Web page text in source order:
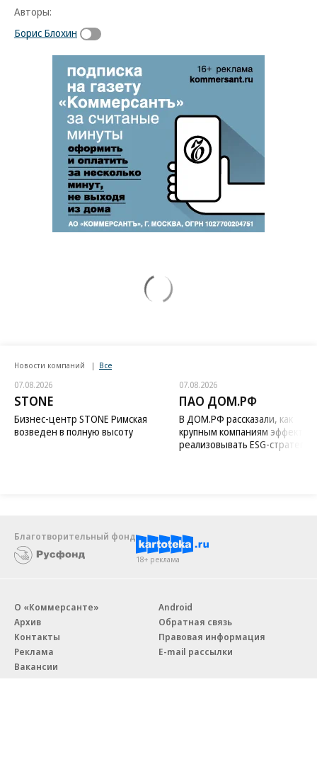
Авторы:
Борис Блохин
Новости компаний Все
07.08.2026
STONE
Бизнес-центр STONE Римская
возведен в полную высоту
07.08.2026
ПАО ДОМ.РФ
В ДОМ.РФ рассказали, как
крупным компаниям
реализовывать ESG-стратегию
Благотворительный фонд
18+ реклама
О «Коммерсанте»
Архив
Контакты
Реклама
Вакансии
Android
Обратная связь
Правовая информация
E-mail рассылки